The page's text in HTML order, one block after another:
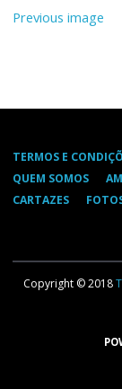
Previous image
TERMOS E
QUEM SOMOS
CARTAZES
Copyright © 2018